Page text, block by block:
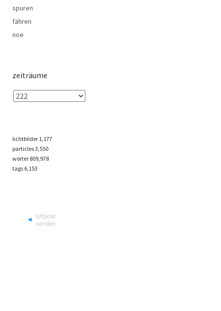
spuren
fähren
noe
zeiträume
lichtbilder 1,177
particles3,550
wörter 809,978
tags 6,153